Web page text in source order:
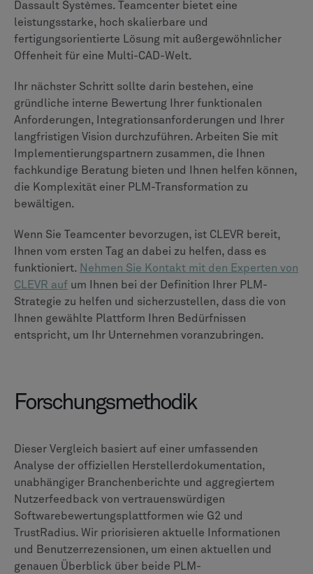
mit einer Vielzahl von CAD-Tools?
X so leistungsstark wie On-Premise-Lösungen?
TEILEN
MELDE DICH FÜR DEN NEWSLETTER AN
Erhalte persönliche
Neuigkeiten und Updates
in deinem Posteingang